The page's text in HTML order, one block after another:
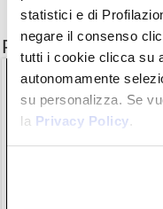
statistici e di
negare il consenso
tutti i cookie clicca su
autonomamente
su personalizza. Se
la Privacy Policy.
Potrebbe